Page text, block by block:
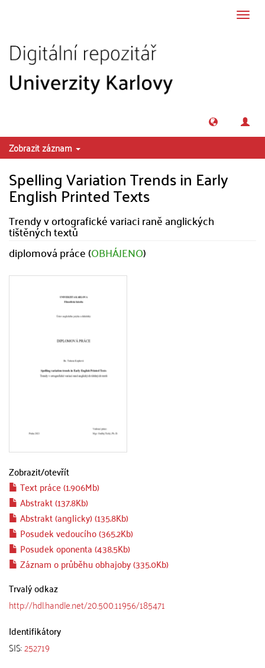
Zobrazit záznam
Spelling Variation Trends in Early
English Printed Texts
Trendy v ortografické variaci raně anglických
tištěných textů
diplomová práce (OBHÁJENO)
Zobrazit/otevřít
Text práce (1.906Mb)
Abstrakt (137.8Kb)
Abstrakt (anglicky) (135.8Kb)
Posudek vedoucího (365.2Kb)
Posudek oponenta (438.5Kb)
Záznam o průběhu obhajoby (335.0Kb)
Trvalý odkaz
http://hdl.handle.net/20.500.11956/185471
Identifikátory
SIS:252719